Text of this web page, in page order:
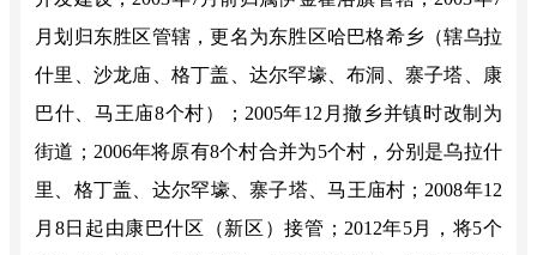
月划归东胜区管辖，更名为东胜区哈巴格希乡（辖乌拉
什里、沙龙庙、格丁盖、达尔罕壕、布洞、寨子塔、康
巴什、马王庙8个村）；2005年12月撤乡并镇时改制为
街道；2006年将原有8个村合并为5个村，分别是乌拉什
里、格丁盖、达尔罕壕、寨子塔、马王庙村；2008年12
月8日起由康巴什区（新区）接管；2012年5月，将5个